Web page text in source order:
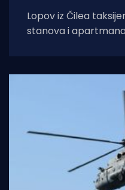
Lopov iz Čilea
stanova i